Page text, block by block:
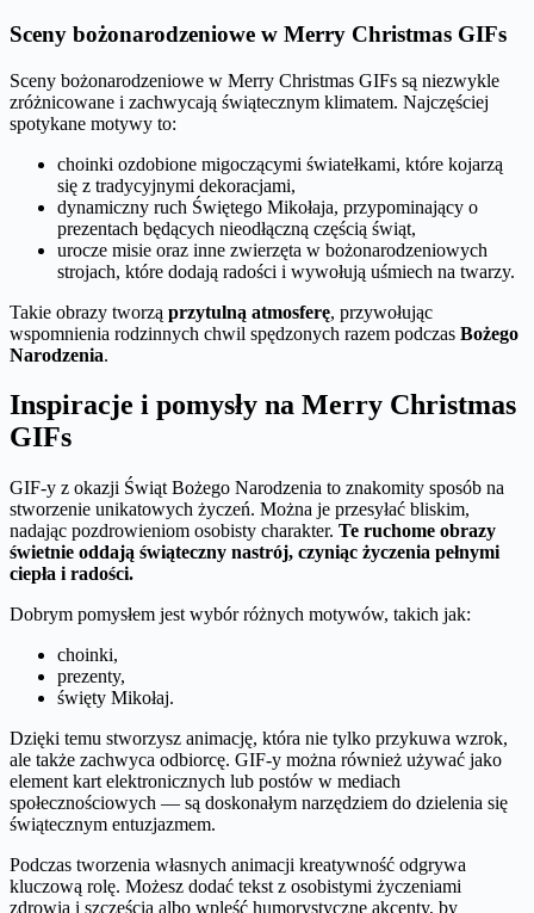
Sceny bożonarodzeniowe w Merry Christmas GIFs
Sceny bożonarodzeniowe w Merry Christmas GIFs są niezwykle
zróżnicowane i zachwycają świątecznym klimatem. Najczęściej
spotykane motywy to:
choinki ozdobione migoczącymi światełkami, które kojarzą
się z tradycyjnymi dekoracjami,
dynamiczny ruch Świętego Mikołaja, przypominający o
prezentach będących nieodłączną częścią świąt,
urocze misie oraz inne zwierzęta w bożonarodzeniowych
strojach, które dodają radości i wywołują uśmiech na twarzy.
Takie obrazy tworzą przytulną atmosferę, przywołując
wspomnienia rodzinnych chwil spędzonych razem podczas Bożego
Narodzenia.
Inspiracje i pomysły na Merry Christmas
GIFs
GIF-y z okazji Świąt Bożego Narodzenia to znakomity sposób na
stworzenie unikatowych życzeń. Można je przesyłać bliskim,
nadając pozdrowieniom osobisty charakter. Te ruchome obrazy
świetnie oddają świąteczny nastrój, czyniąc życzenia pełnymi
ciepła i radości.
Dobrym pomysłem jest wybór różnych motywów, takich jak:
choinki,
prezenty,
święty Mikołaj.
Dzięki temu stworzysz animację, która nie tylko przykuwa wzrok,
ale także zachwyca odbiorcę. GIF-y można również używać jako
element kart elektronicznych lub postów w mediach
społecznościowych — są doskonałym narzędziem do dzielenia się
świątecznym entuzjazmem.
Podczas tworzenia własnych animacji kreatywność odgrywa
kluczową rolę. Możesz dodać tekst z osobistymi życzeniami
zdrowia i szczęścia albo wpleść humorystyczne akcenty, by